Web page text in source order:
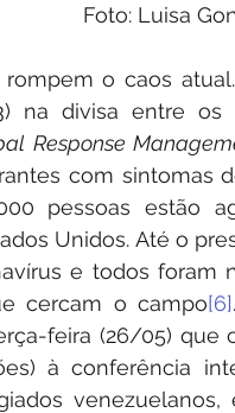
Foto: Luisa
rompem o caos
na divisa entre os
Response
com sintomas
pessoas estão
Unidos. Até o
e todos foram
cercam o campo[6]
feira (26/05) que
à conferência